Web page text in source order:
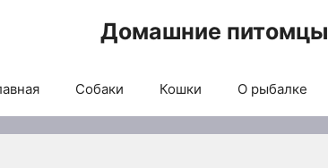
Домашние питомцы
Собаки Кошки О рыбалке